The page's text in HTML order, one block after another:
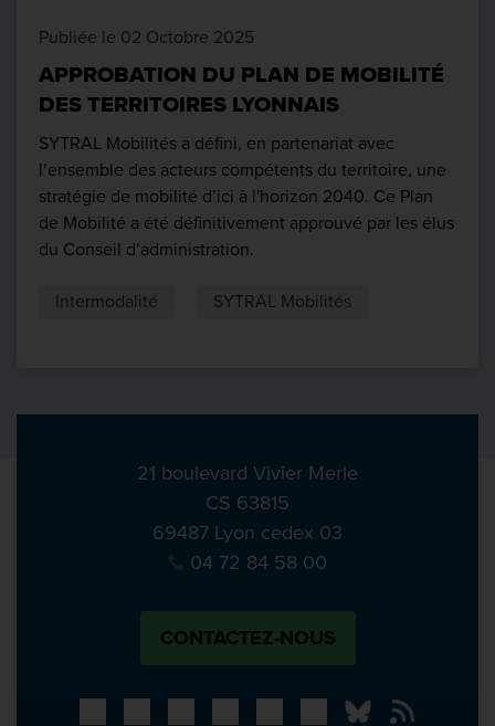
Publiée le 02 Octobre 2025
APPROBATION DU PLAN DE MOBILITÉ
DES TERRITOIRES LYONNAIS
SYTRAL Mobilités a défini, en partenariat avec
l’ensemble des acteurs compétents du territoire, une
stratégie de mobilité d’ici à l'horizon 2040. Ce Plan
de Mobilité a été définitivement approuvé par les élus
du Conseil d’administration.
Intermodalité SYTRAL Mobilités
21 boulevard Vivier Merle
CS 63815
69487 Lyon cedex 03
04 72 84 58 00
CONTACTEZ-NOUS
BlueskyNotre